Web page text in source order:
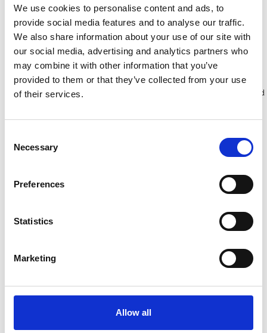
We use cookies to personalise content and ads, to
provide social media features and to analyse our traffic.
We also share information about your use of our site with
our social media, advertising and analytics partners who
may combine it with other information that you’ve
provided to them or that they’ve collected from your use
of their services.
Selection
Necessary
Preferences
Statistics
Marketing
Allow all
Excl. Btw
Bekijk product
Excl. Btw
Bekijk product
Meer dan 10.000 tevreden
Gratis verzending in Nederland
75 x 305 werkhoogte 5,2
Original 75x305
werkhoogte 5,2 m